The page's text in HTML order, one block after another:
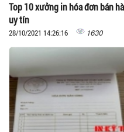
Top 10 xưởng in hóa đơn bán
uy tín
28/10/2021 14:26:16 1630